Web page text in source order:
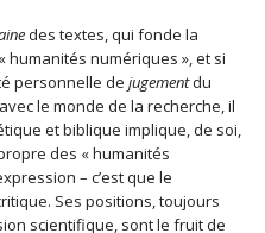
des textes, qui fonde la
numériques », et si
personnelle de jugementdu
le monde de la recherche, il
et biblique implique, de soi,
des « humanités
– c’est que le
Ses positions, toujours
scientifique, sont le fruit de